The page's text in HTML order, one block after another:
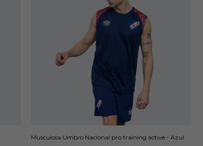
Musculosa Umbro Nacional pro training active - Azul